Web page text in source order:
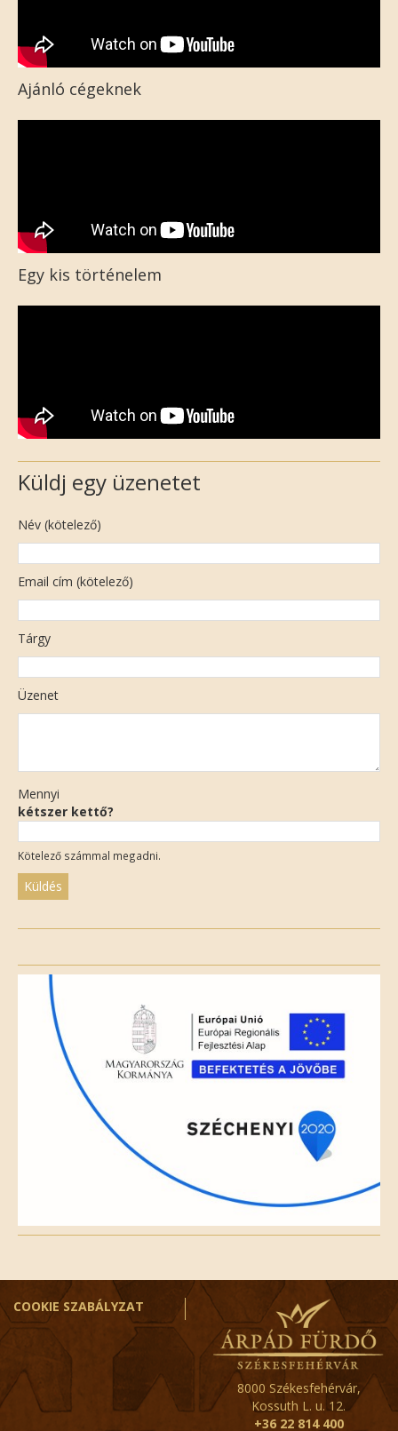
Ajánló cégeknek
Egy kis történelem
Küldj egy üzenetet
Név (kötelező)
Email cím (kötelező)
Tárgy
Üzenet
Mennyi
kétszer kettő?
Kötelező számmal megadni.
field
empty.
COOKIE SZABÁLYZAT
8000 Székesfehérvár,
Kossuth L. u. 12.
+36 22 814 400